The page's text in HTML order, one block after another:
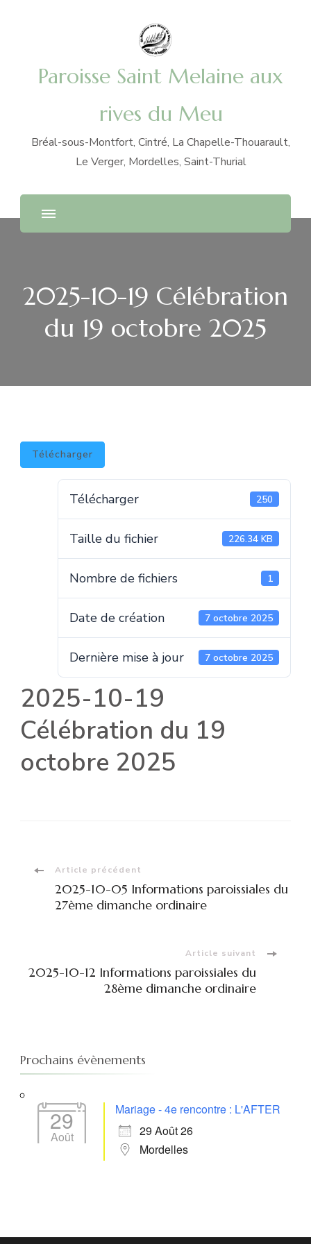
Paroisse Saint Melaine aux
rives du Meu
Bréal-sous-Montfort, Cintré, La Chapelle-Thouarault,
Le Verger, Mordelles, Saint-Thurial
2025-10-19 Célébration
du 19 octobre 2025
Télécharger
Télécharger 250
Taille du fichier 226.34 KB
Nombre de fichiers 1
Date de création 7 octobre 2025
Dernière mise à jour 7 octobre 2025
2025-10-19
Célébration du 19
octobre 2025
Navigation
d'article
Article précédent
2025-10-05 Informations paroissiales du
27ème dimanche ordinaire
Article suivant
2025-10-12 Informations paroissiales du
28ème dimanche ordinaire
Prochains évènements
29
Août
Mariage - 4e rencontre : L'AFTER
29 Août 26
Mordelles